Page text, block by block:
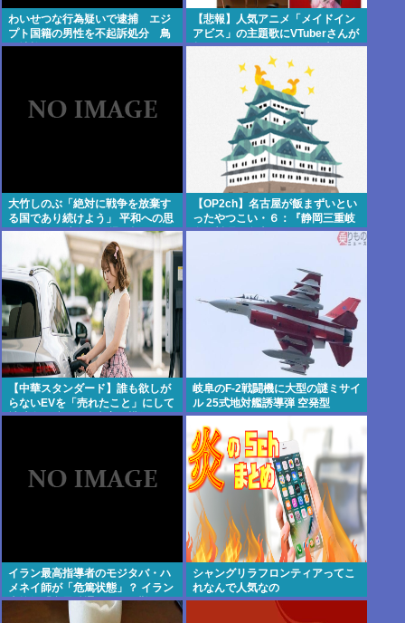
わいせつな行為疑いで逮捕 エジ
プト国籍の男性を不起訴処分 鳥
取地検 [8/8]
【悲報】人気アニメ「メイドイン
アビス」の主題歌にVTuberさんが
起用されてまたまたまた炎上、も
う何回目だよ…
大竹しのぶ「絶対に戦争を放棄す
る国であり続けよう」 平和への思
いをつづる 広島に原爆が投下され
てから81年 #芸能 | 沖縄は中国領
土と主張されたら
【OP2ch】名古屋が飯まずいとい
ったやつこい・６：『静岡三重岐
阜の料理は名古屋飯みたいなもん
やろ？』：・：『名古屋の観光地
【中華スタンダード】誰も欲しが
らないEVを「売れたこと」にして
補助金を騙し取る事案が横行
岐阜のF-2戦闘機に大型の謎ミサイ
ル 25式地対艦誘導弾 空発型
イラン最高指導者のモジタバ・ハ
メネイ師が「危篤状態」？ イラン
大統領「意思疎通はかなり難し
シャングリラフロンティアってこ
れなんで人気なの